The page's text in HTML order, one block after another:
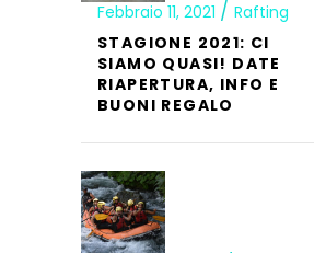
Febbraio 11, 2021
Rafting
STAGIONE 2021: CI
SIAMO QUASI! DATE
RIAPERTURA, INFO E
BUONI REGALO